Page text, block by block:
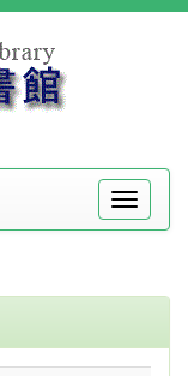
メ
ニ